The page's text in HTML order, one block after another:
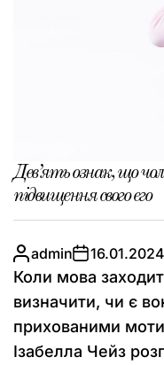
Дев’ять ознак, що
підвищення свого его
admin 16.01.2024
Коли мова
визначити, чи є
прихованими
Ізабелла Чейз